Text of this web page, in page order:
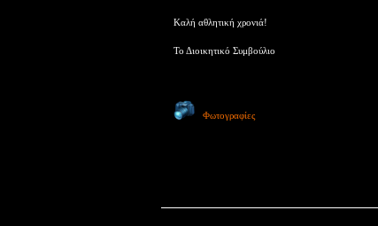
Καλή αθλητική χρονιά!
Το Διοικητικό Συμβούλιο
Φωτογραφίες